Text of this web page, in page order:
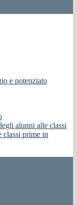
e potenziato
alunni alle classi
classi prime in